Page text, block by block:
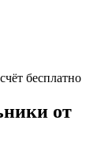
бесплатно
от